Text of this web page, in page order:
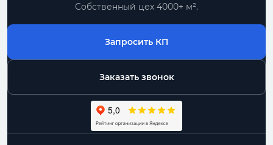
Собственный цех 4000+ м².
Запросить КП
Заказать звонок